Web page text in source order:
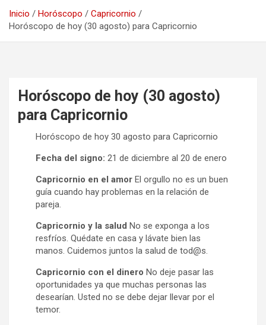
Inicio Horóscopo
Capricornio
Horóscopo de hoy (30 agosto) para Capricornio
Horóscopo de hoy (30 agosto)
para Capricornio
Horóscopo de hoy 30 agosto para Capricornio
Fecha del signo: 21 de diciembre al 20 de enero
Capricornio en el amor El orgullo no es un buen
guía cuando hay problemas en la relación de
pareja.
Capricornio y la salud No se exponga a los
resfríos. Quédate en casa y lávate bien las
manos. Cuidemos juntos la salud de tod@s.
Capricornio con el dinero No deje pasar las
oportunidades ya que muchas personas las
desearían. Usted no se debe dejar llevar por el
temor.